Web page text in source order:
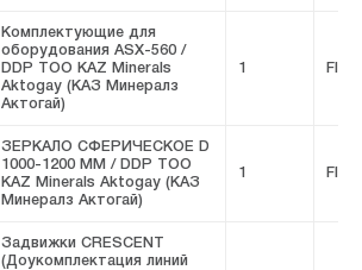
Комплектующие для
оборудования ASX-560 /
DDP ТОО KAZ Minerals
Aktogay (КАЗ Минералз
Актогай)
1 FIVE
ЗЕРКАЛО СФЕРИЧЕСКОЕ D
1000-1200 MM / DDP ТОО
KAZ Minerals Aktogay (КАЗ
Минералз Актогай)
1 FIVE
Задвижки CRESCENT
(Доукомплектация линий